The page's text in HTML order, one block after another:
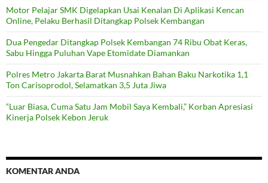
Motor Pelajar SMK Digelapkan Usai Kenalan Di Aplikasi Kencan
Online, Pelaku Berhasil Ditangkap Polsek Kembangan
Dua Pengedar Ditangkap Polsek Kembangan 74 Ribu Obat Keras,
Sabu Hingga Puluhan Vape Etomidate Diamankan
Polres Metro Jakarta Barat Musnahkan Bahan Baku Narkotika 1,1
Ton Carisoprodol, Selamatkan 3,5 Juta Jiwa
“Luar Biasa, Cuma Satu Jam Mobil Saya Kembali,” Korban Apresiasi
Kinerja Polsek Kebon Jeruk
KOMENTAR ANDA